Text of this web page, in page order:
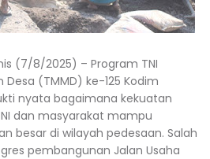
(7/8/2025) – Program TNI
(TMMD) ke-125 Kodim
nyata bagaimana kekuatan
dan masyarakat mampu
besar di wilayah pedesaan. Salah
pembangunan Jalan Usaha